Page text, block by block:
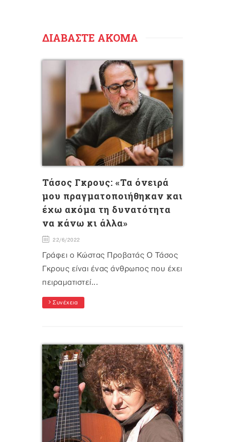
ΔΙΑΒΑΣΤΕ ΑΚΟΜΑ
Τάσος Γκρους: «Τα όνειρά
μου πραγματοποιήθηκαν και
έχω ακόμα τη δυνατότητα
να κάνω κι άλλα»
22/6/2022
Γράφει ο Κώστας Προβατάς Ο Τάσος
Γκρους είναι ένας άνθρωπος που έχει
πειραματιστεί...
Συνέχεια